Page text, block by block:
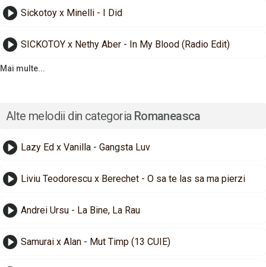
Sickotoy x Minelli - I Did
SICKOTOY x Nethy Aber - In My Blood (Radio Edit)
Mai multe...
Alte melodii din categoria Romaneasca
Lazy Ed x Vanilla - Gangsta Luv
Liviu Teodorescu x Berechet - O sa te las sa ma pierzi
Andrei Ursu - La Bine, La Rau
Samurai x Alan - Mut Timp (13 CUIE)